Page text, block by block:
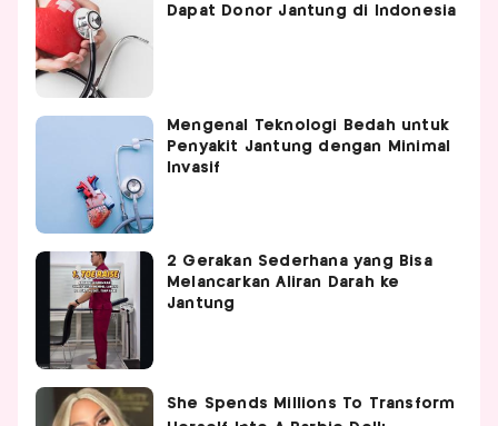
Dapat Donor Jantung di Indonesia
Mengenal Teknologi Bedah untuk
Penyakit Jantung dengan Minimal
Invasif
2 Gerakan Sederhana yang Bisa
Melancarkan Aliran Darah ke
Jantung